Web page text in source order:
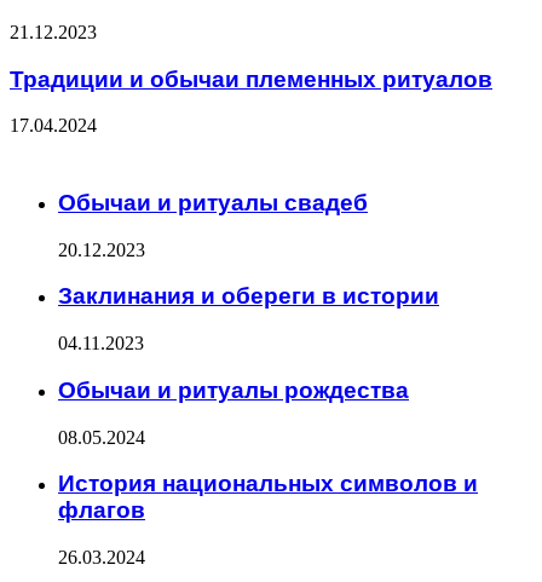
21.12.2023
Традиции и обычаи племенных ритуалов
17.04.2024
Обычаи и ритуалы свадеб
20.12.2023
Заклинания и обереги в истории
04.11.2023
Обычаи и ритуалы рождества
08.05.2024
История национальных символов и
флагов
26.03.2024